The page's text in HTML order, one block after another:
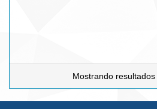
Mostrando resultados